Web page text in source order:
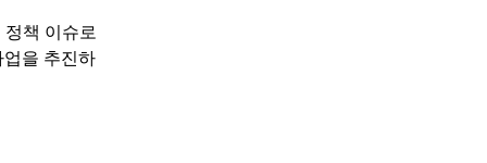
책 이슈로
을 추진하